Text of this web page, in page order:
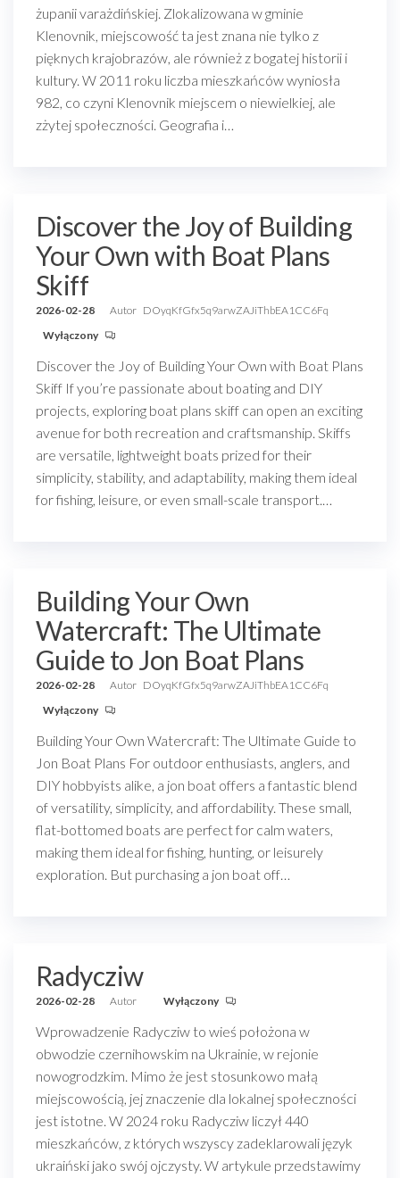
żupanii varażdińskiej. Zlokalizowana w gminie
Klenovnik, miejscowość ta jest znana nie tylko z
pięknych krajobrazów, ale również z bogatej historii i
kultury. W 2011 roku liczba mieszkańców wyniosła
982, co czyni Klenovnik miejscem o niewielkiej, ale
zżytej społeczności. Geografia i…
Discover the Joy of Building
Your Own with Boat Plans
Skiff
2026-02-28 Autor DOyqKfGfx5q9arwZAJiThbEA1CC6Fq
Wyłączony
Discover the Joy of Building Your Own with Boat Plans
Skiff If you’re passionate about boating and DIY
projects, exploring boat plans skiff can open an exciting
avenue for both recreation and craftsmanship. Skiffs
are versatile, lightweight boats prized for their
simplicity, stability, and adaptability, making them ideal
for fishing, leisure, or even small-scale transport.…
Building Your Own
Watercraft: The Ultimate
Guide to Jon Boat Plans
2026-02-28 Autor DOyqKfGfx5q9arwZAJiThbEA1CC6Fq
Wyłączony
Building Your Own Watercraft: The Ultimate Guide to
Jon Boat Plans For outdoor enthusiasts, anglers, and
DIY hobbyists alike, a jon boat offers a fantastic blend
of versatility, simplicity, and affordability. These small,
flat-bottomed boats are perfect for calm waters,
making them ideal for fishing, hunting, or leisurely
exploration. But purchasing a jon boat off…
Radycziw
2026-02-28 Autor Wyłączony
Wprowadzenie Radycziw to wieś położona w
obwodzie czernihowskim na Ukrainie, w rejonie
nowogrodzkim. Mimo że jest stosunkowo małą
miejscowością, jej znaczenie dla lokalnej społeczności
jest istotne. W 2024 roku Radycziw liczył 440
mieszkańców, z których wszyscy zadeklarowali język
ukraiński jako swój ojczysty. W artykule przedstawimy